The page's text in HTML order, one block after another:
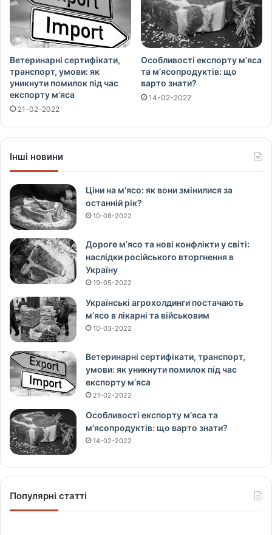
Ветеринарні сертифікати,
транспорт, умови: як
уникнути помилок під час
експорту м’яса
21-02-2022
Особливості експорту м’яса
та м’ясопродуктів: що
варто знати?
14-02-2022
Інші новини
Ціни на м’ясо: як вони змінилися за
останній рік?
10-08-2022
Дороге м’ясо та нові конфлікти у світі:
наслідки російського вторгнення в
Україну
19-05-2022
Українські агрохолдинги постачають
м’ясо в лікарні та військовим
10-03-2022
Ветеринарні сертифікати, транспорт,
умови: як уникнути помилок під час
експорту м’яса
21-02-2022
Особливості експорту м’яса та
м’ясопродуктів: що варто знати?
14-02-2022
Популярні статті